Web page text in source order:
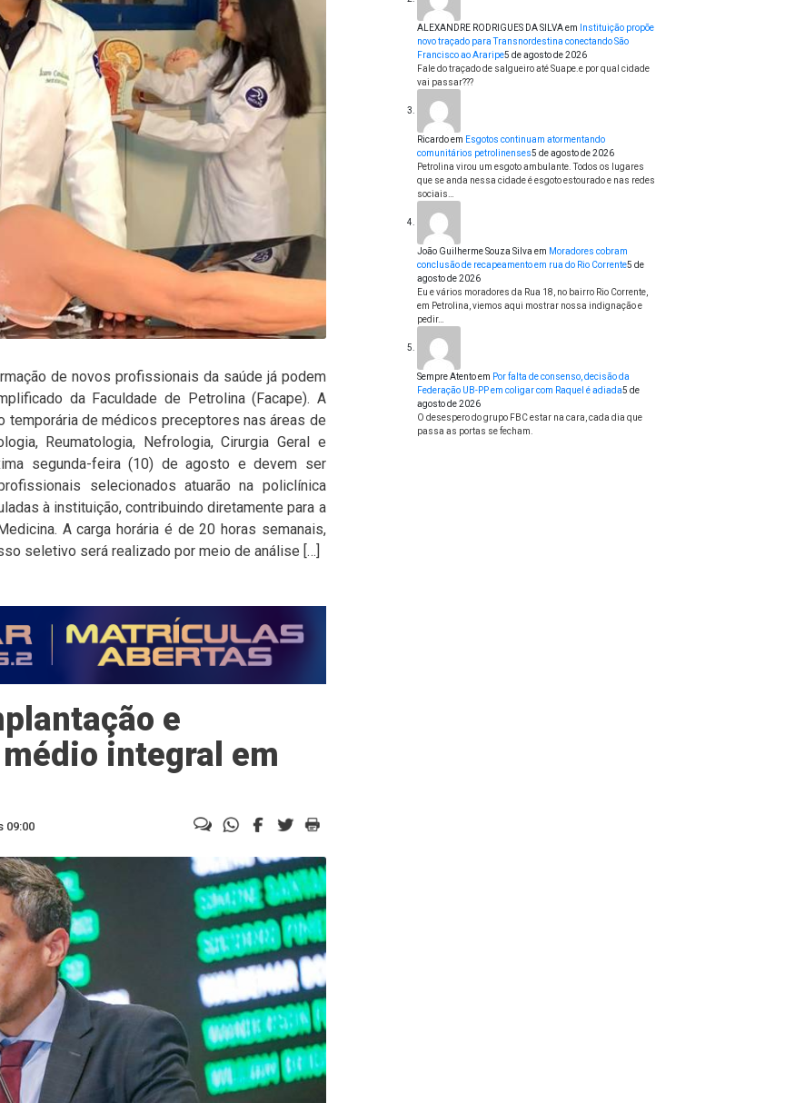
de novos profissionais da saúde já podem
da Faculdade de Petrolina (Facape). A
temporária de médicos preceptores nas áreas de
Reumatologia, Nefrologia, Cirurgia Geral e
segunda-feira (10) de agosto e devem ser
selecionados atuarão na policlínica
à instituição, contribuindo diretamente para a
A carga horária é de 20 horas semanais,
seletivo será realizado por meio de análise […]
e
integral em
09:00
ALEXANDRE RODRIGUES DA SILVAem
Instituição propõe
novo traçado para Transnordestina conectando São
Francisco ao Araripe5 de agosto de 2026
Fale do traçado de salgueiro até Suape.e por qual cidade
vai passar???
Ricardoem Esgotos continuam atormentando
comunitários petrolinenses5 de agosto de 2026
Petrolina virou um esgoto ambulante. Todos os lugares
que se anda nessa cidade é esgoto estourado e nas redes
sociais…
João Guilherme Souza Silva em Moradores cobram
conclusão de recapeamento em rua do Rio Corrente5 de
agosto de 2026
Eu e vários moradores da Rua 18, no bairro Rio Corrente,
em Petrolina, viemos aqui mostrar nossa indignação e
pedir…
Sempre Atentoem Por falta de consenso, decisão da
Federação UB-PP em coligar com Raquel é adiada5 de
agosto de 2026
O desespero do grupo FBC estar na cara, cada dia que
passa as portas se fecham.